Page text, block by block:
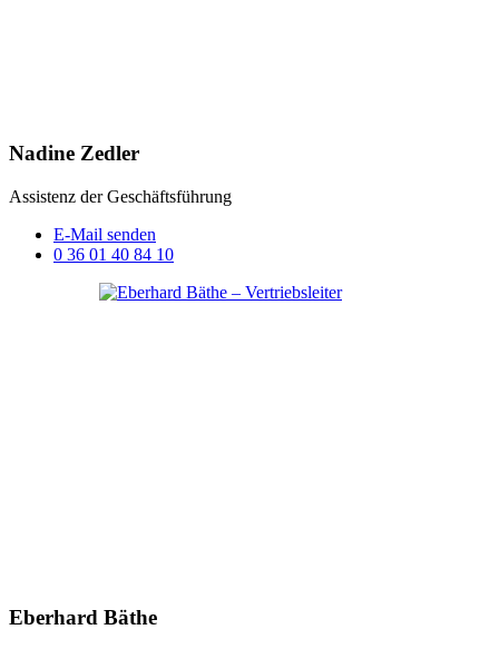
Nadine Zedler
Assistenz der Geschäftsführung
E-Mail senden
0 36 01 40 84 10
Eberhard Bäthe